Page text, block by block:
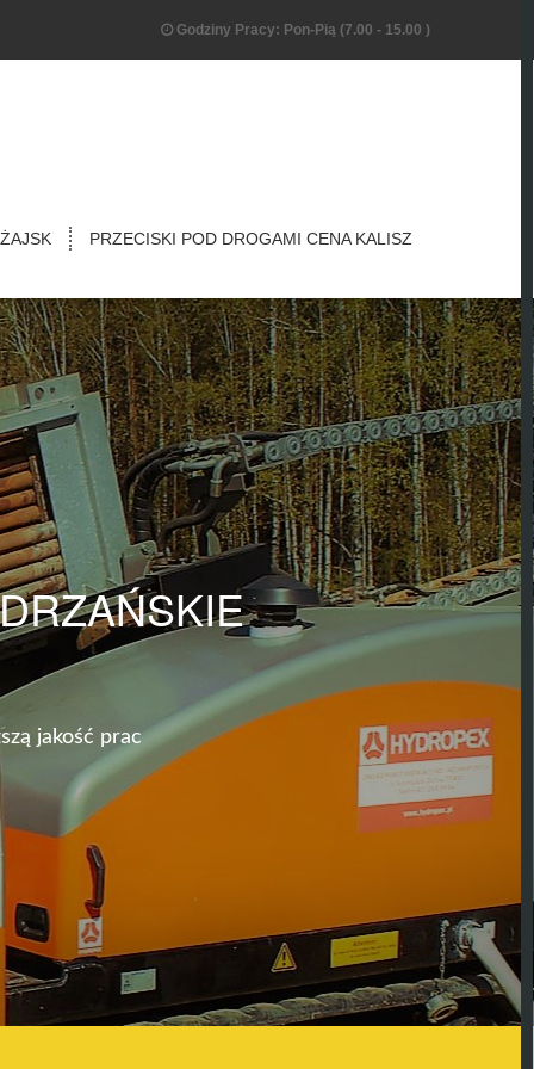
Godziny Pracy: Pon-Pią (7.00 - 15.00 )
PRZECISKI POD DROGAMI CENA KALISZ
jakość prac